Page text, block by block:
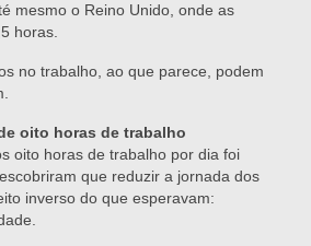
mesmo o Reino Unido, onde as
horas.
no trabalho, ao que parece, podem
oito horas de trabalho
oito horas de trabalho por dia foi
que reduzir a jornada dos
inverso do que esperavam: